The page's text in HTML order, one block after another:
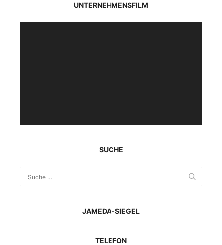
UNTERNEHMENSFILM
SUCHE
JAMEDA-SIEGEL
TELEFON